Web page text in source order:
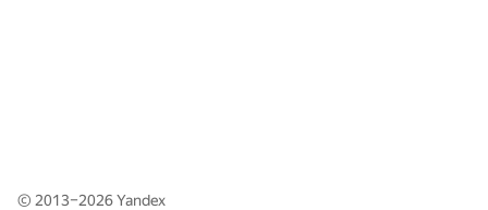
© 2013–2026Yandex